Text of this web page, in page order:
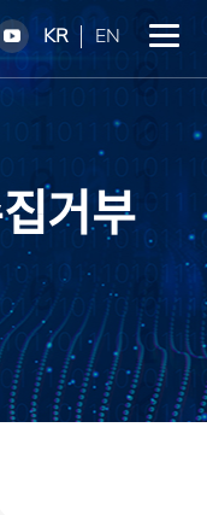
KR EN
거부